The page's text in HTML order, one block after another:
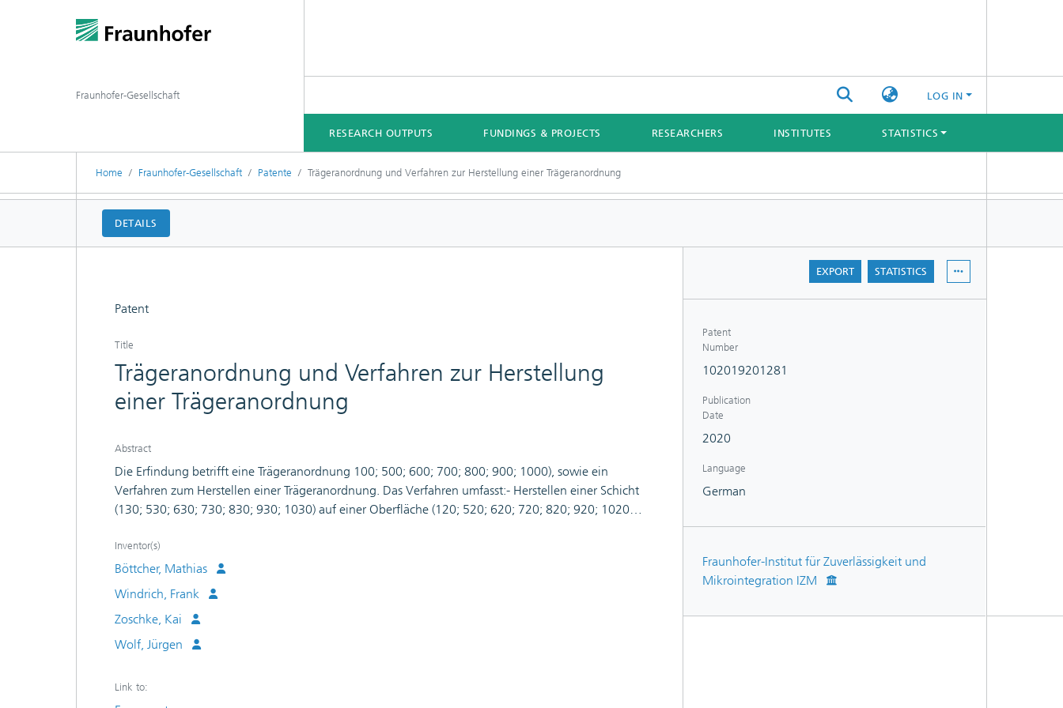
LOG IN
RESEARCH OUTPUTS FUNDINGS & PROJECTS RESEARCHERS INSTITUTES STATISTICS
Fraunhofer-Gesellschaft
Home Fraunhofer-Gesellschaft Patente Trägeranordnung und Verfahren zur Herstellung einer Trägeranordnung
DETAILS
EXPORT STATISTICS
Patent
Title
Trägeranordnung und Verfahren zur Herstellung
einer Trägeranordnung
Abstract
Die Erfindung betrifft eine Trägeranordnung 100; 500; 600; 700; 800; 900; 1000), sowie ein
Verfahren zum Herstellen einer Trägeranordnung. Das Verfahren umfasst:- Herstellen einer Schicht
(130; 530; 630; 730; 830; 930; 1030) auf einer Oberfläche (120; 520; 620; 720; 820; 920; 1020)
531; 631; 731; 831; 931; 1031) und einen mit dem ersten Bereich zusammenhängenden zweiten
Bereich (132; 532; 632; 732; 832; 932; 1032) umfasst, wobei der erste Bereich einen ersten
Oberflächenbereich (121; 521; 621; 721; 821; 921; 1021) des Trägers und der zweite Bereich
einen zweiten Oberflächenbereich (122; 722; 922) des Trägers abdeckt,- Ablösen des zweiten
Bereichs der Schicht von dem Träger, wobei der erste Bereich der Schicht auf dem ersten
Oberflächenbereich des Trägers verbleibt und nicht von dem zweiten Bereich getrennt wird, wobei
Inventor(s)
Böttcher, Mathias
Windrich, Frank
Zoschke, Kai
Wolf, Jürgen
Link to:
Patent
Number
102019201281
Publication
Date
2020
Language
German
Fraunhofer-Institut für Zuverlässigkeit und
Mikrointegration IZM